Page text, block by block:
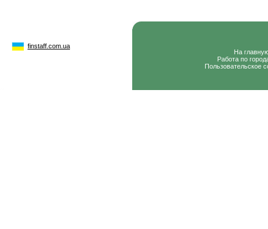
finstaff.com.ua
На
Работа по
Пользовательское